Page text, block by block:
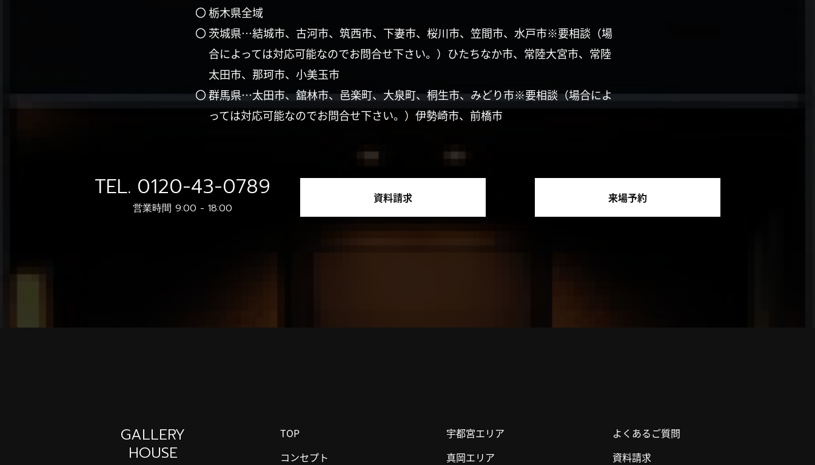
〇 栃木県全域
〇 茨城県…結城市、古河市、筑西市、下妻市、桜川市、笠間市、水戸市※要相談（場
合によっては対応可能なのでお問合せ下さい。）ひたちなか市、常陸大宮市、常陸
太田市、那珂市、小美玉市
〇 群馬県…太田市、舘林市、邑楽町、大泉町、桐生市、みどり市※要相談（場合によ
っては対応可能なのでお問合せ下さい。）伊勢崎市、前橋市
TEL. 0120-43-0789
営業時間 9:00 - 18:00
資料請求 来場予約
GALLERY
HOUSE
TOP
コンセプト
宇都宮エリア
真岡エリア
よくあるご質問
資料請求